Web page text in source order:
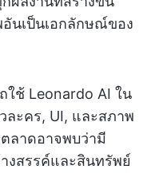
นเป็นเอกลักษณ์ของ
ช้ Leonardo AI ใน
ละคร, UI, และสภาพ
ลาดอาจพบว่ามี
งสรรค์และสินทรัพย์